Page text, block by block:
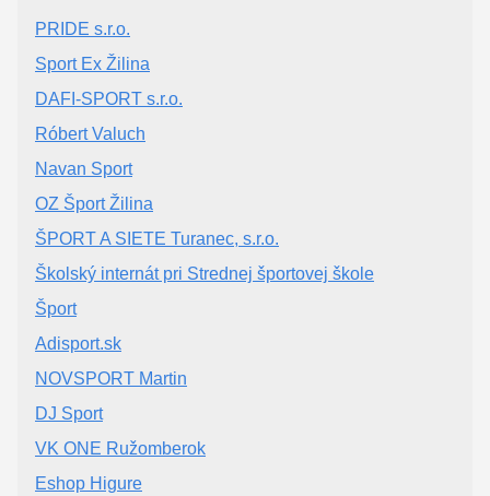
PRIDE s.r.o.
Sport Ex Žilina
DAFI-SPORT s.r.o.
Róbert Valuch
Navan Sport
OZ Šport Žilina
ŠPORT A SIETE Turanec, s.r.o.
Školský internát pri Strednej športovej škole
Šport
Adisport.sk
NOVSPORT Martin
DJ Sport
VK ONE Ružomberok
Eshop Higure